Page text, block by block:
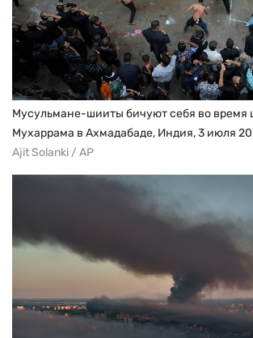
Мусульмане-шииты бичуют себя во время
Мухаррама в Ахмадабаде, Индия, 3 июля
Ajit Solanki / AP